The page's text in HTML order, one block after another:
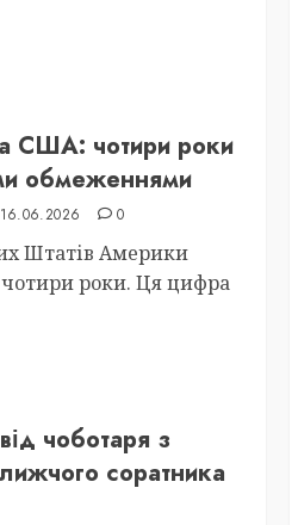
США: чотири роки
обмеженнями
16.06.2026 0
Штатів Америки
чотири роки. Ця цифра
чоботаря з
соратника